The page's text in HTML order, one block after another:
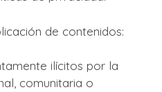
de contenidos:
ilícitos por la
comunitaria o